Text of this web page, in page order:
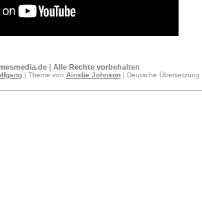
| Alle Rechte vorbehalten
| Theme von Ainslie Johnson | Deutsche Übersetzung